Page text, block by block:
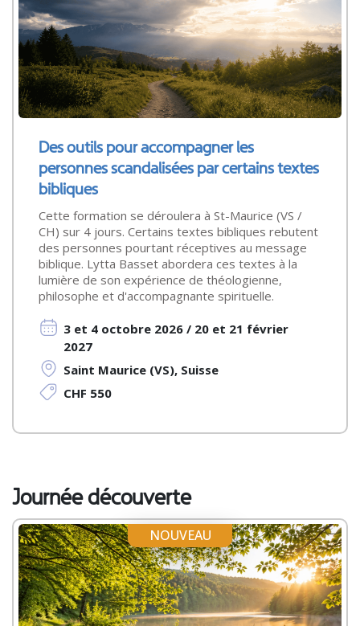
Des outils pour accompagner les
personnes scandalisées par certains textes
bibliques
Cette formation se déroulera à St-Maurice (VS /
CH) sur 4 jours. Certains textes bibliques rebutent
des personnes pourtant réceptives au message
biblique. Lytta Basset abordera ces textes à la
lumière de son expérience de théologienne,
philosophe et d'accompagnante spirituelle.
3 et 4 octobre 2026 / 20 et 21 février
2027
Saint Maurice (VS), Suisse
CHF 550
Journée découverte
NOUVEAU